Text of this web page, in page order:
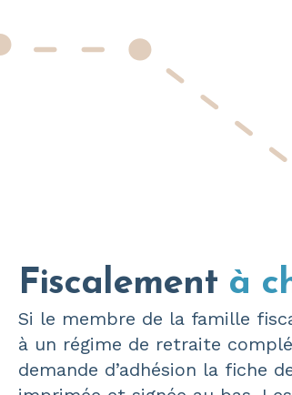
Fiscalement à
Si le membre de la famille
à un régime de retraite
demande d’adhésion la fiche